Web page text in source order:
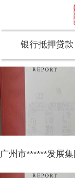
银行抵押贷款